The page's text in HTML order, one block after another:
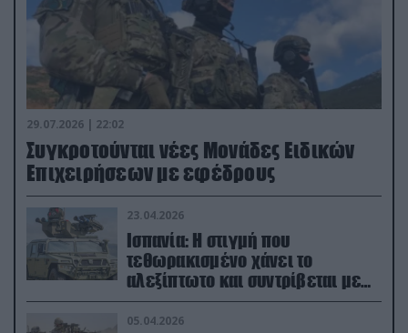
29.07.2026 | 22:02
Συγκροτούνται νέες Μονάδες Ειδικών
Επιχειρήσεων με εφέδρους
23.04.2026
Ισπανία: Η στιγμή που
τεθωρακισμένο χάνει το
αλεξίπτωτο και συντρίβεται με
ορμή στο έδαφος (βίντεο)
05.04.2026